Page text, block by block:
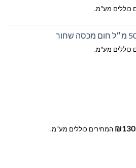
כוללים מע"מ.
כוללים מע"מ.
₪ טווח
המחירים כוללים מע"מ.